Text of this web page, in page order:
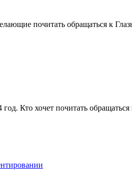
почитать обращаться к
Кто хочет почитать